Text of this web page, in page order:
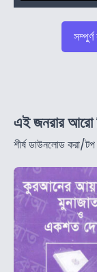
এই জনরার আরো
শীর্ষ ডাউনলোড করা/